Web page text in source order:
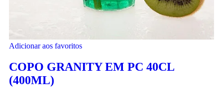
Adicionar aos favoritos
COPO GRANITY EM PC 40CL
(400ML)